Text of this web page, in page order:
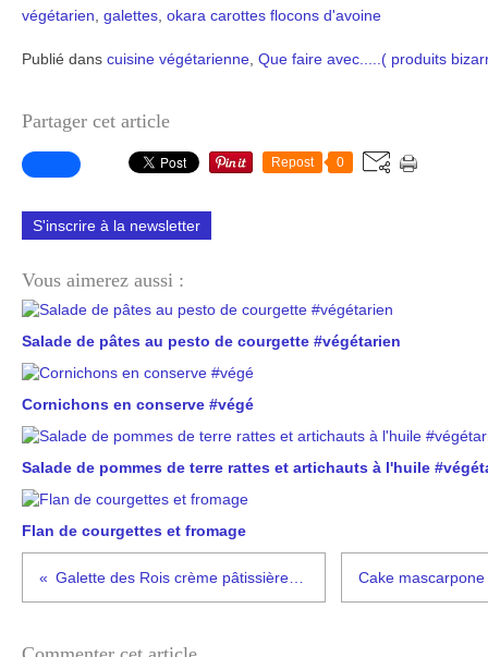
végétarien galettes okara carottes flocons d'avoine
Publié dans cuisine végétarienne Que faire avec.....( produits
Partager cet article
Repost 0
S'inscrire à la newsletter
Vous aimerez aussi :
Salade de pâtes au pesto de courgette #végétarien
Cornichons en conserve #végé
Salade de pommes de terre rattes et artichauts à l'huile
Flan de courgettes et fromage